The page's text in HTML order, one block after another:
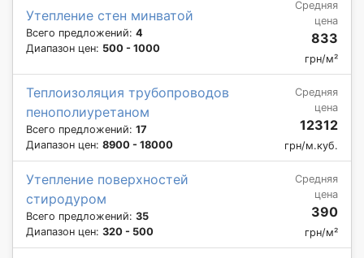
Утепление стен минватой
Всего предложений: 4
Диапазон цен: 500 - 1000
Средняя
цена
833
грн/м²
Теплоизоляция трубопроводов
пенополиуретаном
Всего предложений: 17
Диапазон цен: 8900 - 18000
Средняя
цена
12312
грн/м.куб.
Утепление поверхностей
стиродуром
Всего предложений: 35
Диапазон цен: 320 - 500
Средняя
цена
390
грн/м²